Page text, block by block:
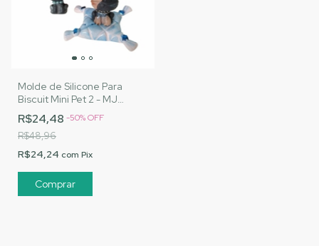
Molde de Silicone Para
Biscuit Mini Pet 2 - MJ
Artesanatos |Cód. 1533
R$24,48 -50%OFF
R$48,96
R$24,24 com Pix